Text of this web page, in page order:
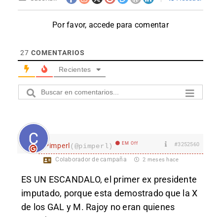
Por favor, accede para comentar
27 COMENTARIOS
Recientes
Pimperl(@pimperl) EM Off #3252560
Colaborador de campaña 2 meses hace
ES UN ESCANDALO, el primer ex presidente
imputado, porque esta demostrado que la X
de los GAL y M. Rajoy no eran quienes